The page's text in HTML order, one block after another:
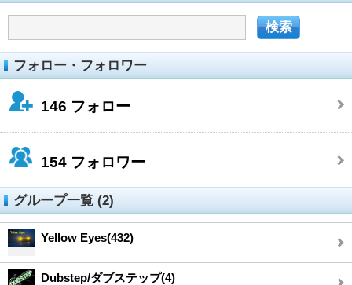
フォロー・フォロワー
146 フォロー
154 フォロワー
グループ一覧 (2)
Yellow Eyes(432)
Dubstep/ダブステップ(4)